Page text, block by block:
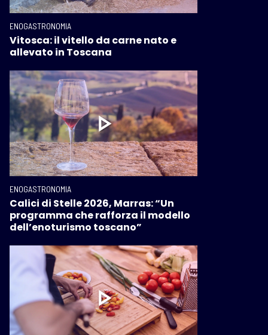
ENOGASTRONOMIA
Vitosca: il vitello da carne nato e
allevato in Toscana
ENOGASTRONOMIA
Calici di Stelle 2026, Marras: “Un
programma che rafforza il modello
dell’enoturismo toscano”